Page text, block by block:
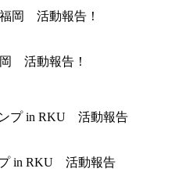
岡 活動報告！
in RKU 活動報告